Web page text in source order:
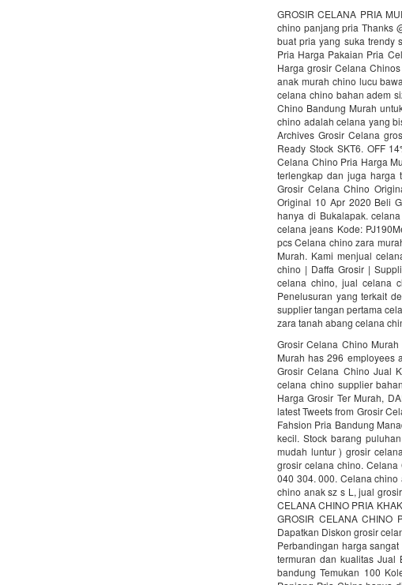
GROSIR CELANA PRIA
chino panjang pria Thanks
buat pria yang suka trendy
Pria Harga Pakaian Pria
Harga grosir Celana
anak murah chino lucu
celana chino bahan adem
Chino Bandung Murah
chino adalah celana yang
Archives Grosir Celana
Ready Stock SKT6. OFF
Celana Chino Pria Harga
terlengkap dan juga harga
Grosir Celana Chino
Original 10 Apr 2020 Beli
hanya di Bukalapak.
celana jeans Kode:
pcs Celana chino zara
Murah. Kami menjual
chino | Daffa Grosir |
celana chino, jual celana
Penelusuran yang terkait
supplier tangan pertama
zara tanah abang celana
Grosir Celana Chino
Murah has 296 employees
Grosir Celana Chino Jual
celana chino supplier
Harga Grosir Ter Murah,
latest Tweets from Grosir
Fahsion Pria Bandung
kecil. Stock barang
mudah luntur ) grosir
grosir celana chino.
040 304. 000. Celana chino
chino anak sz s L, jual
CELANA CHINO PRIA
GROSIR CELANA CHINO
Dapatkan Diskon grosir
Perbandingan harga
termuran dan kualitas Jual
bandung Temukan 100